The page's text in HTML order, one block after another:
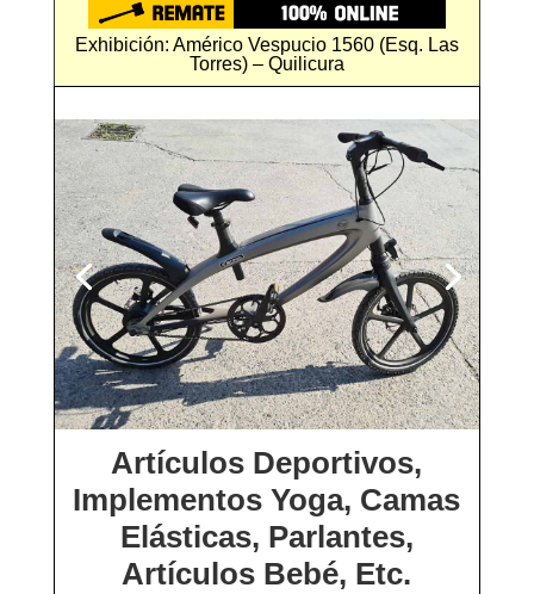
Exhibición: Américo Vespucio 1560 (Esq. Las
Torres) – Quilicura
Artículos Deportivos,
Implementos Yoga, Camas
Elásticas, Parlantes,
Artículos Bebé, Etc.